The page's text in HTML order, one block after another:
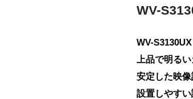
WV-
WV-
上品で明る
安定した映
設置しやす